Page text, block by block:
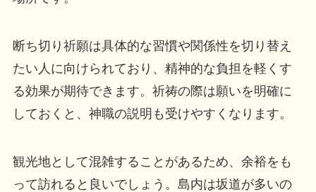
断ち切り祈願は具体的な習慣や関係性を切り替え
たい人に向けられており、精神的な負担を軽くす
る効果が期待できます。祈祷の際は願いを明確に
しておくと、神職の説明も受けやすくなります。
観光地として混雑することがあるため、余裕をも
って訪れると良いでしょう。島内は坂道が多いの